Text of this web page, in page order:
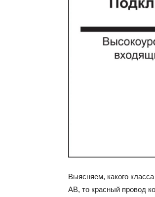
Выясняем, какого
AB, то красный провод